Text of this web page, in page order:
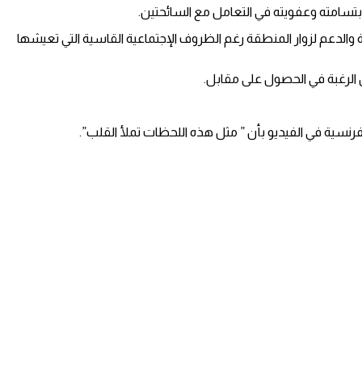
وعفويته في التعامل مع السائحتين.
لزوار المنطقة رغم الظروف الإجتماعية القاسية التي تعيشها
الرغبة في الحصول على مقابل.
في الفيديو بأن ” مثل هذه اللحظات تملأ القلب”.